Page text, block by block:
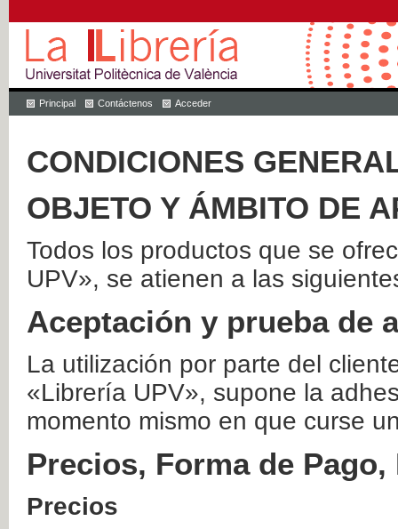
Principal Contáctenos Acceder
CONDICIONES
OBJETO Y ÁMBITO DE
Todos los productos que se
UPV», se atienen a las
Aceptación y prueba de
La utilización por parte del
«Librería UPV», supone la
momento mismo en que curse
Precios, Forma de
Precios